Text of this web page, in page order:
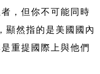
，但你不可能同時
顯然指的是美國國內
重提國際上與他們